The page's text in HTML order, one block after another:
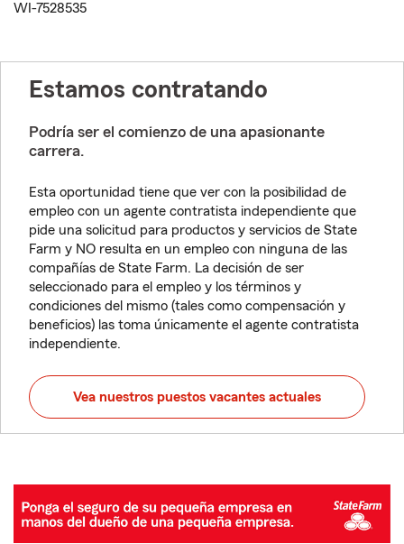
WI-7528535
Estamos contratando
Podría ser el comienzo de una apasionante
carrera.
Esta oportunidad tiene que ver con la posibilidad de
empleo con un agente contratista independiente que
pide una solicitud para productos y servicios de State
Farm y NO resulta en un empleo con ninguna de las
compañías de State Farm. La decisión de ser
seleccionado para el empleo y los términos y
condiciones del mismo (tales como compensación y
beneficios) las toma únicamente el agente contratista
independiente.
Vea nuestros puestos vacantes actuales